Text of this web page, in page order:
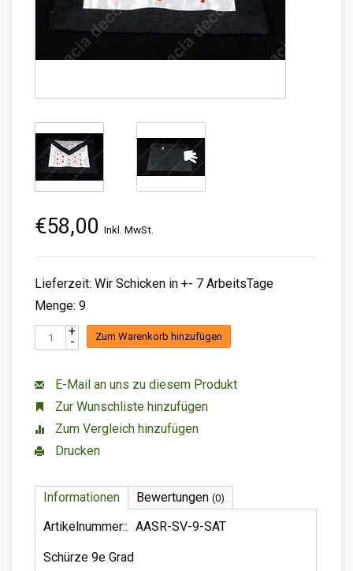
€58,00 Inkl. MwSt.
Lieferzeit: Wir Schicken in +- 7 ArbeitsTage
Menge: 9
+
- Zum Warenkorb hinzufügen
E-Mail an uns zu diesem Produkt
Zur Wunschliste hinzufügen
Zum Vergleich hinzufügen
Drucken
Informationen Bewertungen (0)
Artikelnummer:: AASR-SV-9-SAT
Schürze 9e Grad